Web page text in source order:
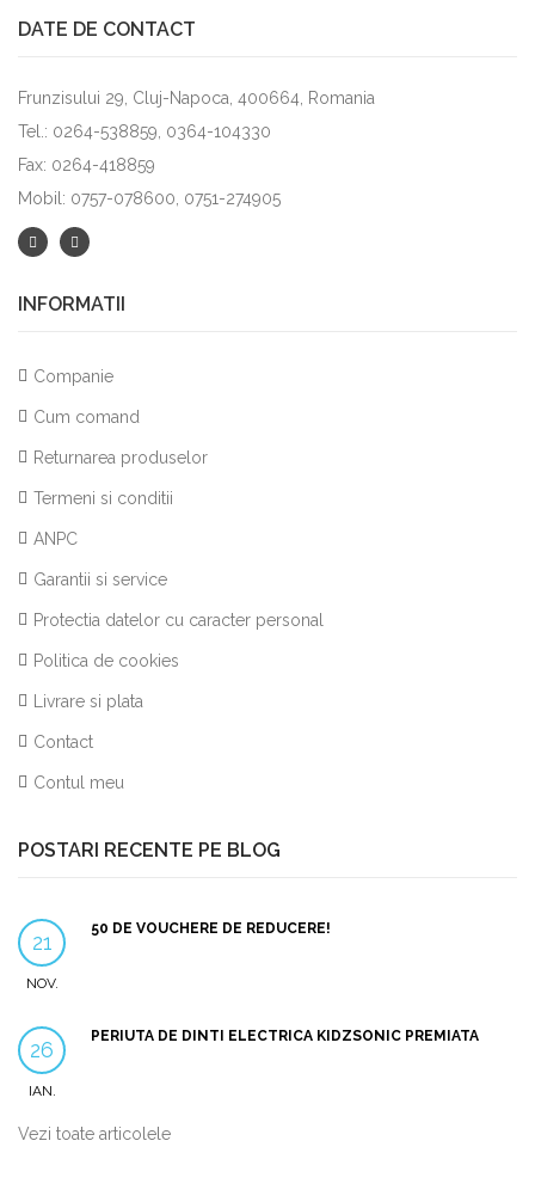
DATE DE CONTACT
Frunzisului 29, Cluj-Napoca, 400664, Romania
Tel.: 0264-538859, 0364-104330
Fax: 0264-418859
Mobil: 0757-078600, 0751-274905
INFORMATII
Companie
Cum comand
Returnarea produselor
Termeni si conditii
ANPC
Garantii si service
Protectia datelor cu caracter personal
Politica de cookies
Livrare si plata
Contact
Contul meu
POSTARI RECENTE PE BLOG
21
NOV.
50 DE VOUCHERE DE REDUCERE!
26
IAN.
PERIUTA DE DINTI ELECTRICA KIDZSONIC PREMIATA
Vezi toate articolele